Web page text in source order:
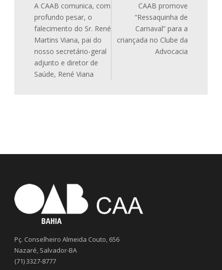
A CAAB comunica, com
profundo pesar, o
falecimento do Sr. René
Martins Viana, pai do
nosso secretário-geral
adjunto e diretor de
Saúde, René Viana
CAAB promove
“Ressaquinha de
Carnaval” para a
criançada no Clube da
Advocacia
Pç. Conselheiro Almeida Couto, 656
Nazaré, Salvador-BA
(71) 3327-8777